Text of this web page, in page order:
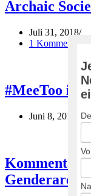
Archaic
Juli 31, 2018
1 Kommentar
#MeeToo in
Juni 8, 2018
Kommentar